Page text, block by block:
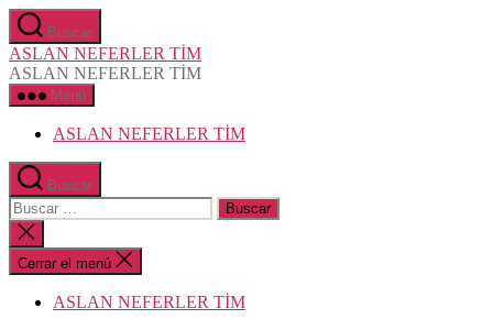
Saltar
al
contenido
Buscar
ASLAN NEFERLER TİM
ASLAN NEFERLER TİM
Menú
ASLAN NEFERLER TİM
Buscar
Buscar:
Cerrar
la
búsqueda
Cerrar el menú
ASLAN NEFERLER TİM